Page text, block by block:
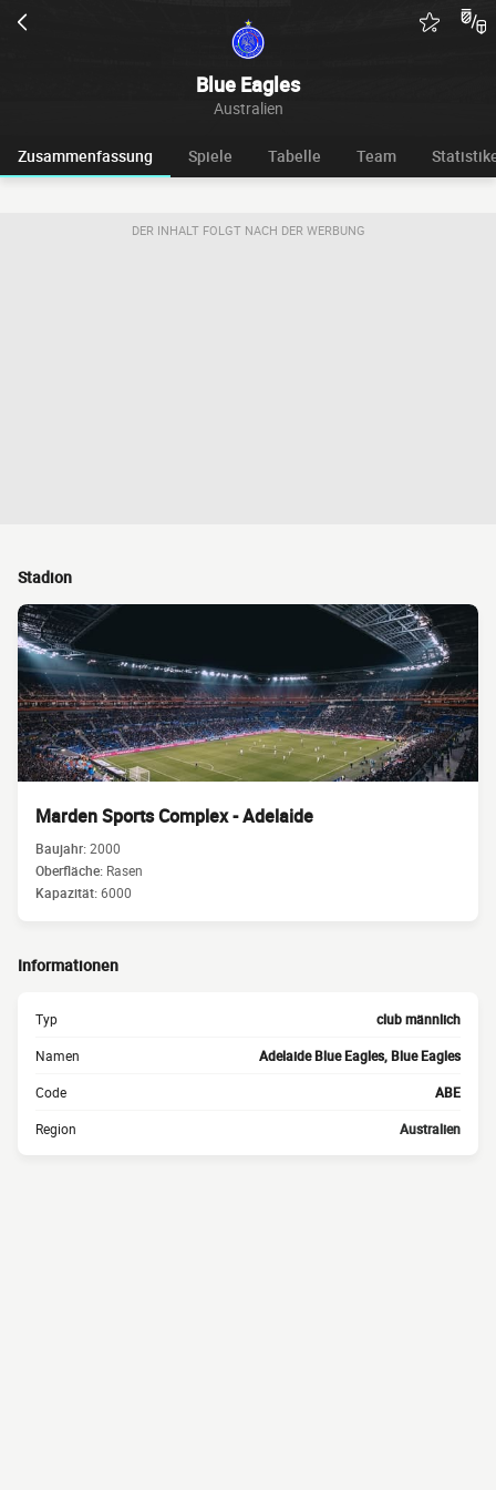
Blue Eagles
Australien
Zusammenfassung Spiele Tabelle Team
DER INHALT FOLGT NACH DER WERBUNG
Stadion
Marden Sports Complex - Adelaide
Baujahr:2000
Oberfläche: Rasen
Kapazität:6000
Informationen
Typ club männlich
Namen Adelaide Blue Eagles, Blue Eagles
Code ABE
Region Australien